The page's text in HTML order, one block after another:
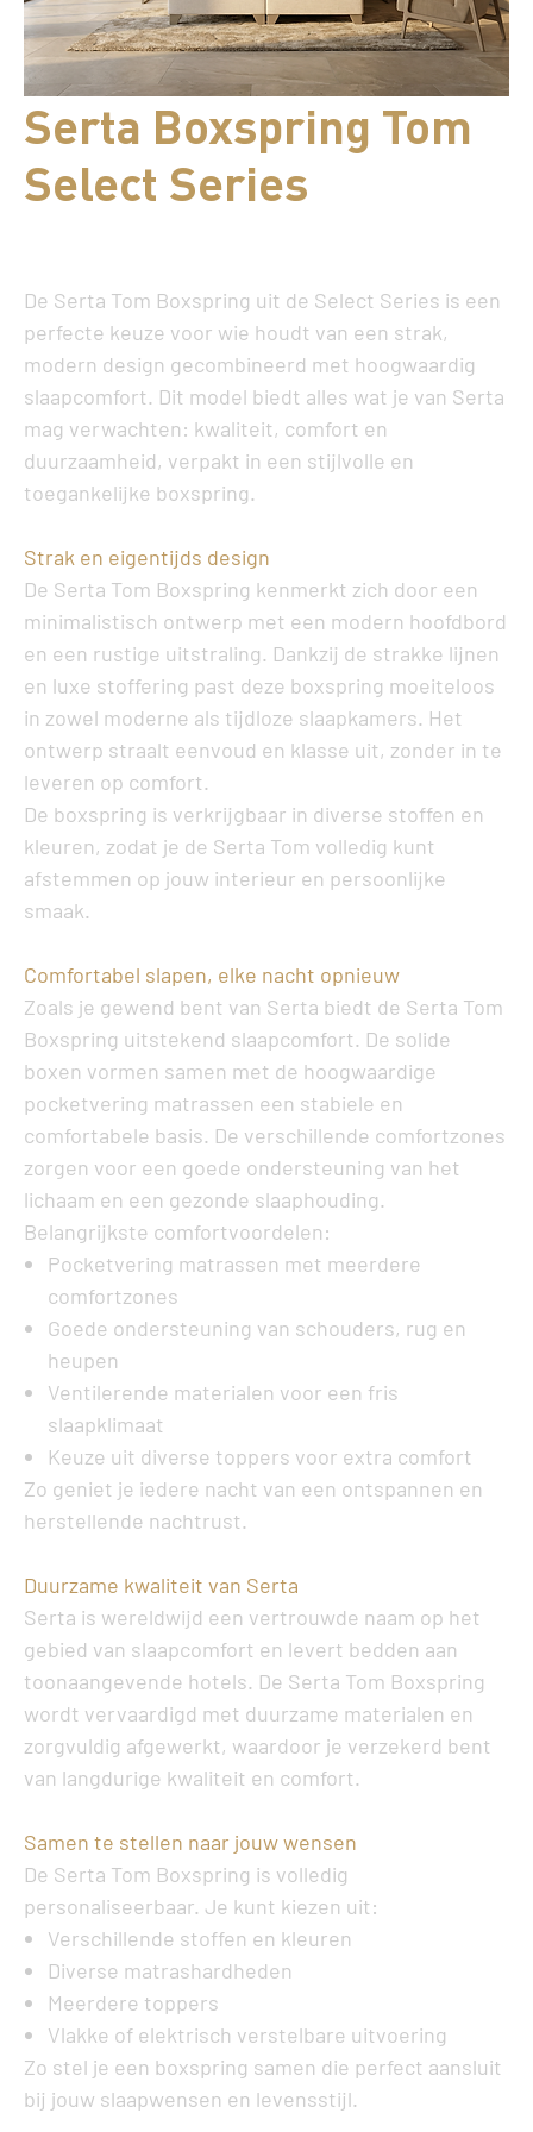
Serta Boxspring Tom
Select Series
De Serta Tom Boxspring uit de Select Series is een
perfecte keuze voor wie houdt van een strak,
modern design gecombineerd met hoogwaardig
slaapcomfort. Dit model biedt alles wat je van Serta
mag verwachten: kwaliteit, comfort en
duurzaamheid, verpakt in een stijlvolle en
toegankelijke boxspring.
Strak en eigentijds design
De Serta Tom Boxspring kenmerkt zich door een
minimalistisch ontwerp met een modern hoofdbord
en een rustige uitstraling. Dankzij de strakke lijnen
en luxe stoffering past deze boxspring moeiteloos
in zowel moderne als tijdloze slaapkamers. Het
ontwerp straalt eenvoud en klasse uit, zonder in te
leveren op comfort.
De boxspring is verkrijgbaar in diverse stoffen en
kleuren, zodat je de Serta Tom volledig kunt
afstemmen op jouw interieur en persoonlijke
smaak.
Comfortabel slapen, elke nacht opnieuw
Zoals je gewend bent van Serta biedt de Serta Tom
Boxspring uitstekend slaapcomfort. De solide
boxen vormen samen met de hoogwaardige
pocketvering matrassen een stabiele en
comfortabele basis. De verschillende comfortzones
zorgen voor een goede ondersteuning van het
lichaam en een gezonde slaaphouding.
Belangrijkste comfortvoordelen:
Pocketvering matrassen met meerdere
comfortzones
Goede ondersteuning van schouders, rug en
heupen
Ventilerende materialen voor een fris
slaapklimaat
Keuze uit diverse toppers voor extra comfort
Zo geniet je iedere nacht van een ontspannen en
herstellende nachtrust.
Duurzame kwaliteit van Serta
Serta is wereldwijd een vertrouwde naam op het
gebied van slaapcomfort en levert bedden aan
toonaangevende hotels. De Serta Tom Boxspring
wordt vervaardigd met duurzame materialen en
zorgvuldig afgewerkt, waardoor je verzekerd bent
van langdurige kwaliteit en comfort.
Samen te stellen naar jouw wensen
De Serta Tom Boxspring is volledig
personaliseerbaar. Je kunt kiezen uit:
Verschillende stoffen en kleuren
Diverse matrashardheden
Meerdere toppers
Vlakke of elektrisch verstelbare uitvoering
Zo stel je een boxspring samen die perfect aansluit
bij jouw slaapwensen en levensstijl.